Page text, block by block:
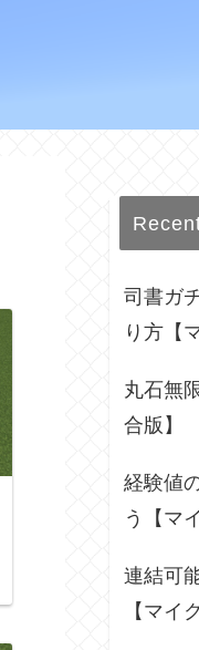
司書ガ
り方【
丸石無
合版】
経験値
う【マ
連結可
【マイ